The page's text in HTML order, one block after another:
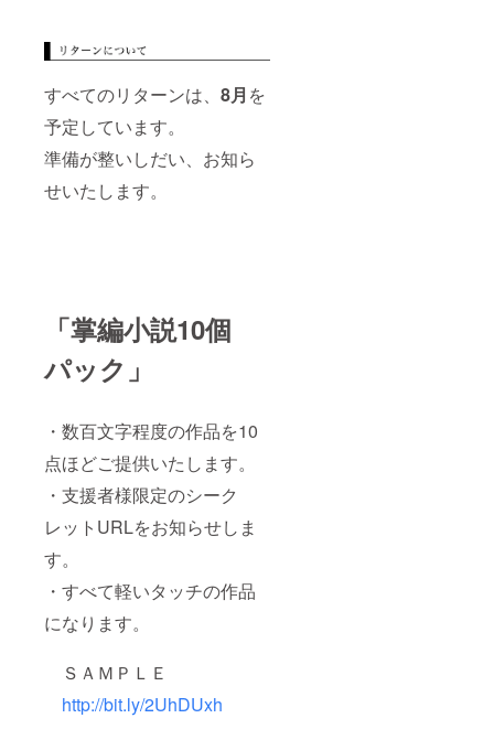
すべてのリターンは、 8月 を
予定しています。
準備が整いしだい、お知ら
せいたします。
「掌編小説10個
パック 」
・数百文字程度の作品を10
点ほどご提供いたします。
・支援者様限定のシーク
レットURLをお知らせしま
す。
・すべて軽いタッチの作品
になります。
ＳＡＭＰＬＥ
http://bit.ly/2UhDUxh